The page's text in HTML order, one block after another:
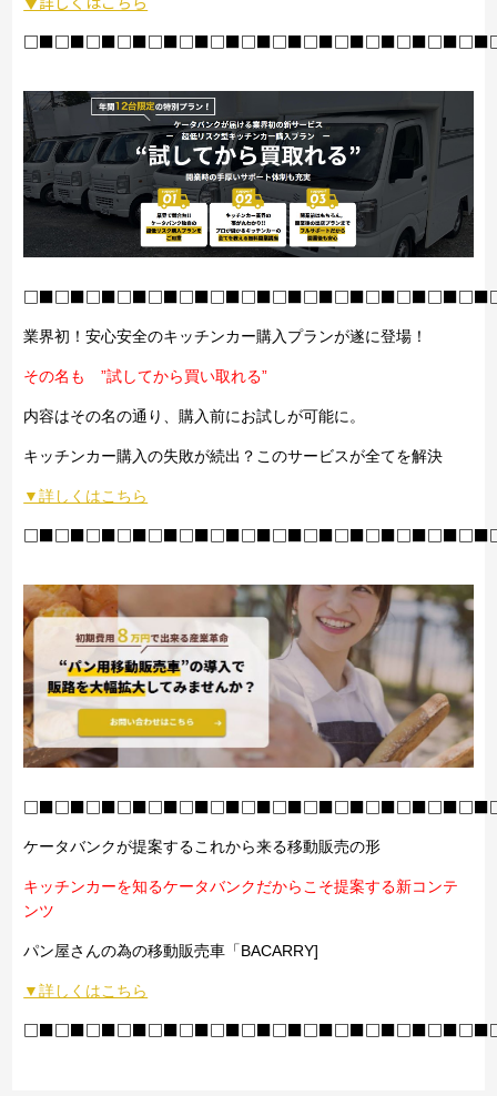
業界初！安心安全のキッチンカー購入プランが遂に登場！
その名も ”試してから買い取れる”
内容はその名の通り、購入前にお試しが可能に。
キッチンカー購入の失敗が続出？このサービスが全てを解決
▼詳しくはこちら
ケータバンクが提案するこれから来る移動販売の形
キッチンカーを知るケータバンクだからこそ提案する新コンテ
ンツ
パン屋さんの為の移動販売車「BACARRY]
▼詳しくはこちら